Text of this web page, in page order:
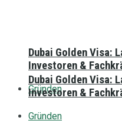
Dubai Golden Visa:
Investoren &
Gründen
Dubai Golden Visa:
Investoren &
Gründen